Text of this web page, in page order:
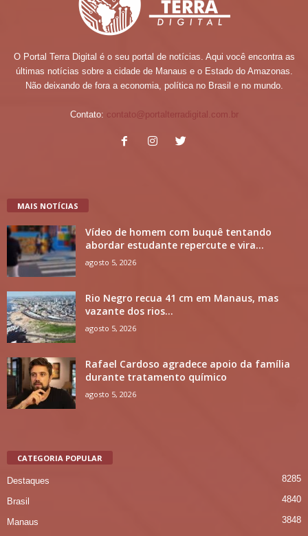
O Portal Terra Digital é o seu portal de notícias. Aqui você encontra as
últimas notícias sobre a cidade de Manaus e o Estado do Amazonas.
Não deixando de fora a economia, política no Brasil e no mundo.
Contato: contato@portalterradigital.com.br
MAIS NOTÍCIAS
Vídeo de homem com buquê tentando
abordar estudante repercute e vira...
agosto 5, 2026
Rio Negro recua 41 cm em Manaus, mas
vazante dos rios...
agosto 5, 2026
Rafael Cardoso agradece apoio da família
durante tratamento químico
agosto 5, 2026
CATEGORIA POPULAR
Destaques 8285
Brasil 4840
Manaus
3848